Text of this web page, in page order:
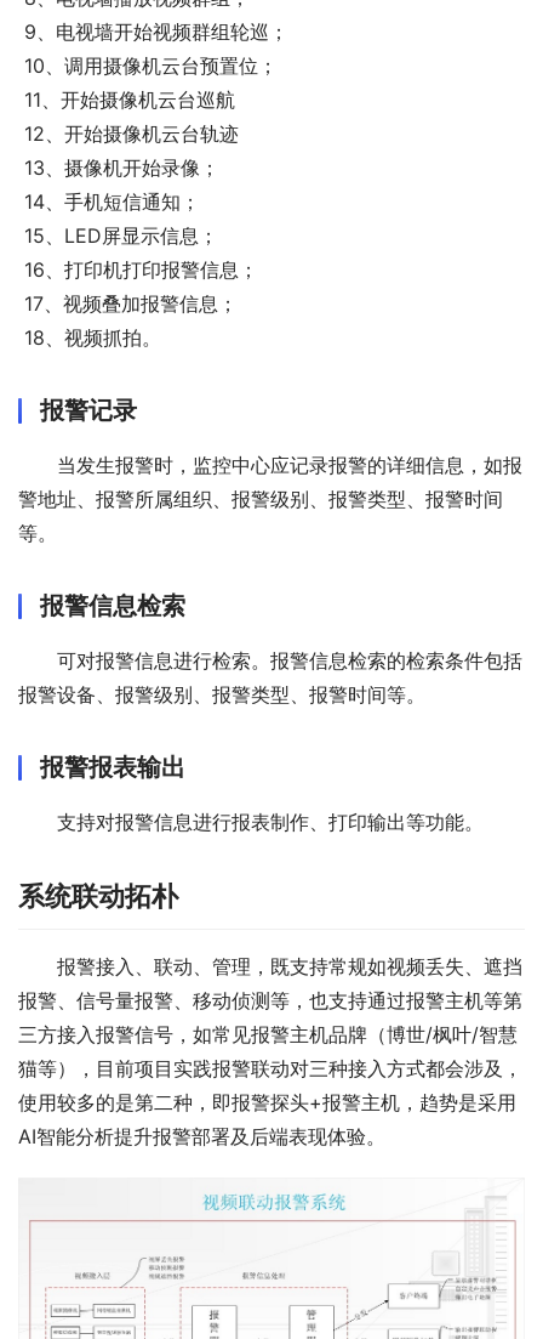
9、电视墙开始视频群组轮巡；
10、调用摄像机云台预置位；
11、开始摄像机云台巡航
12、开始摄像机云台轨迹
13、摄像机开始录像；
14、手机短信通知；
15、LED屏显示信息；
16、打印机打印报警信息；
17、视频叠加报警信息；
18、视频抓拍。
报警记录
当发生报警时，监控中心应记录报警的详细信息，如报
警地址、报警所属组织、报警级别、报警类型、报警时间
等。
报警信息检索
可对报警信息进行检索。报警信息检索的检索条件包括
报警设备、报警级别、报警类型、报警时间等。
报警报表输出
支持对报警信息进行报表制作、打印输出等功能。
系统联动拓朴
报警接入、联动、管理，既支持常规如视频丢失、遮挡
报警、信号量报警、移动侦测等，也支持通过报警主机等第
三方接入报警信号，如常见报警主机品牌（博世/枫叶/智慧
猫等），目前项目实践报警联动对三种接入方式都会涉及，
使用较多的是第二种，即报警探头+报警主机，趋势是采用
AI智能分析提升报警部署及后端表现体验。